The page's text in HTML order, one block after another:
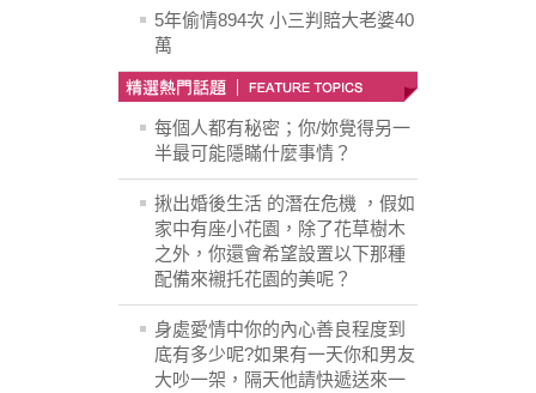
5年偷情894次 小三判賠大老婆40
萬
每個人都有秘密；你/妳覺得另一
半最可能隱瞞什麼事情？
揪出婚後生活 的潛在危機 ，假如
家中有座小花園，除了花草樹木
之外，你還會希望設置以下那種
配備來襯托花園的美呢？
身處愛情中你的內心善良程度到
底有多少呢?如果有一天你和男友
大吵一架，隔天他請快遞送來一